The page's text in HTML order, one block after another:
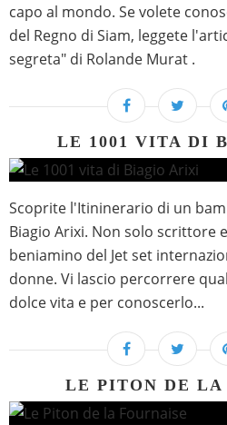
capo al mondo. Se volete
del Regno di Siam, leggete
segreta" di Rolande Murat .
LE 1001 VITA DI
Scoprite l'Itininerario di un
Biagio Arixi. Non solo scrittore
beniamino del Jet set
donne. Vi lascio percorrere
dolce vita e per conoscerlo...
LE PITON DE LA